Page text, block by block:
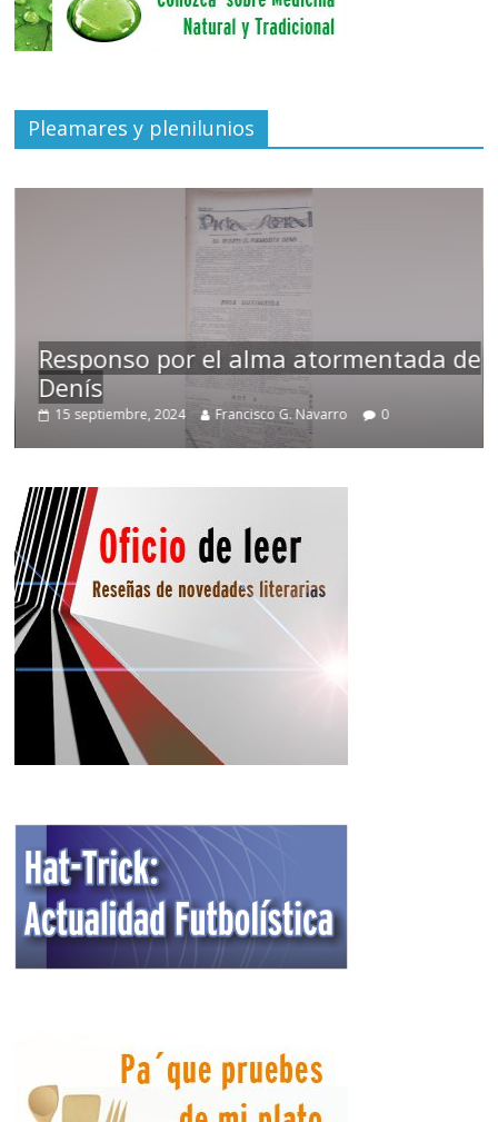
Pleamares y plenilunios
Responso por el alma atormentada de
Denís
15 septiembre, 2024 Francisco G. Navarro 0